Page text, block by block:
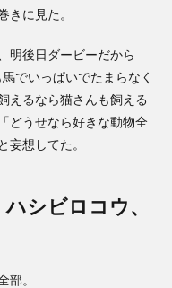
きに見た。
明後日ダービーだから
でいっぱいでたまらなく
えるなら猫さんも飼える
どうせなら好きな動物全
妄想してた。
シビロコウ、
部。